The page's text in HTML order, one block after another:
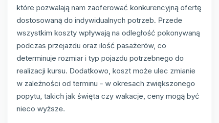
które pozwalają nam zaoferować konkurencyjną ofertę
dostosowaną do indywidualnych potrzeb. Przede
wszystkim koszty wpływają na odległość pokonywaną
podczas przejazdu oraz ilość pasażerów, co
determinuje rozmiar i typ pojazdu potrzebnego do
realizacji kursu. Dodatkowo, koszt może ulec zmianie
w zależności od terminu - w okresach zwiększonego
popytu, takich jak święta czy wakacje, ceny mogą być
nieco wyższe.